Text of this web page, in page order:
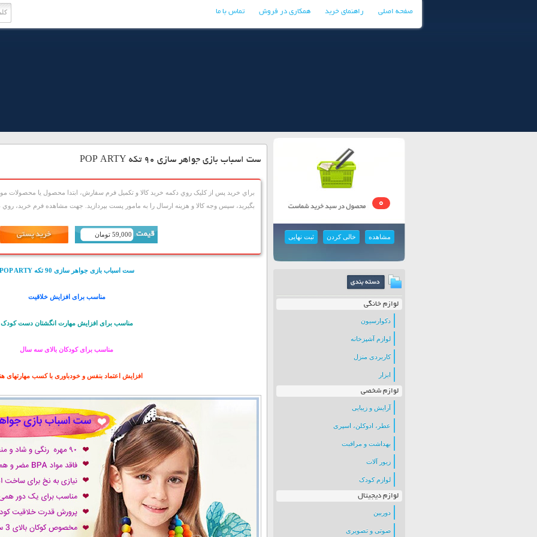
صفحه اصلی راهنمای خرید همکاری در فروش تماس با ما
0
مشاهده خالی کردن ثبت نهایی
لوازم خانگی
دکوارسیون
لوازم آشپزخانه
کاربردی منزل
ابزار
لوازم شخصی
آرایش و زیبایی
عطر، ادوکلن، اسپری
بهداشت و مراقبت
زیور آلات
لوازم کودک
لوازم دیجیتال
دوربین
صوتی و تصویری
ست اسباب بازی جواهر سازی 90 تکه POP ARTY
براي خريد پس از کليک روي دکمه خريد کالا و تکميل فرم سفارش، ابتدا محصول يا محصولات
بگيريد، سپس وجه کالا و هزينه ارسال را به مامور پست بپردازيد. جهت مشاهده فرم خريد، روي
59,000 تومان
ست اسباب بازی جواهر سازی 90 تکه POP ARTY
مناسب برای افزایش خلاقیت
مناسب برای افزایش مهارت انگشتان دست کودک
مناسب برای کودکان بالای سه سال
افزایش اعتماد بنفس و خودباوری با کسب مهارتهای